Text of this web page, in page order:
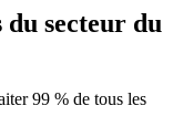
du secteur du
99 % de tous les